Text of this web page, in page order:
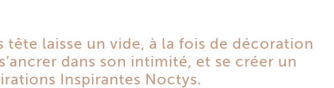
tête laisse un vide, à la fois de décoration
dans son intimité, et se créer un
Inspirantes Noctys.